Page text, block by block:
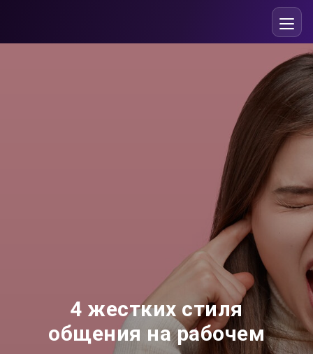
4 жестких стиля
общения на рабочем